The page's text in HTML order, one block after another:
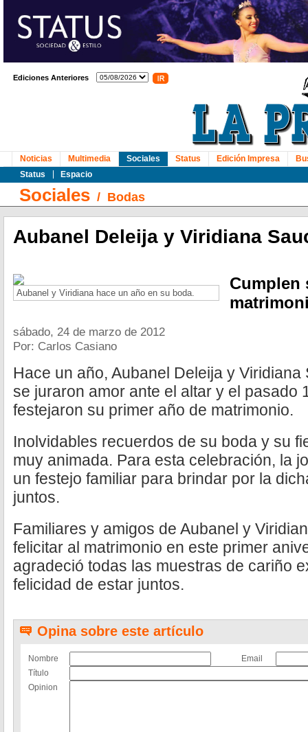
Ediciones Anteriores
Noticias Multimedia
Sociales
Status
Espacio
Status Edición Impresa
Sociales / Bodas
Aubanel Deleija y Viridiana
Aubanel y Viridiana hace un año en su boda.
Cumplen
sábado, 24 de marzo de 2012
Por: Carlos Casiano
Hace un año, Aubanel Deleija y
se juraron amor ante el altar y el pasado
festejaron su primer año de matrimonio.
Inolvidables recuerdos de su boda y su
muy animada. Para esta celebración, la
un festejo familiar para brindar por la
juntos.
Familiares y amigos de Aubanel y
felicitar al matrimonio en este primer
agradeció todas las muestras de cariño
felicidad de estar juntos.
Opina sobre este artículo
Nombre
Email
Título
Opinion